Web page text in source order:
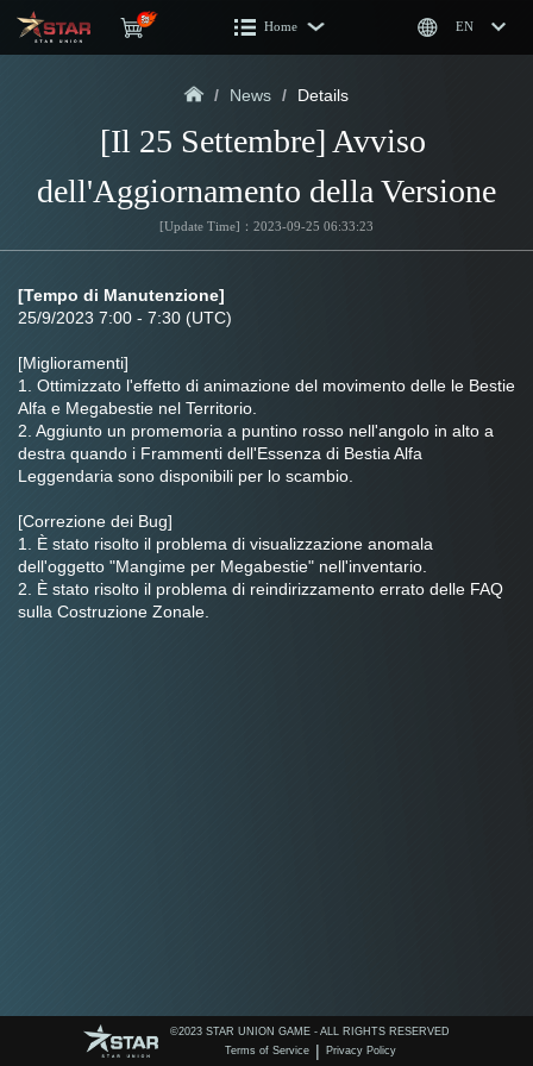
Home EN
/ News / Details
[Il 25 Settembre] Avviso
dell'Aggiornamento della Versione
[Update Time]：2023-09-25 06:33:23
[Tempo di Manutenzione]
25/9/2023 7:00 - 7:30 (UTC)
[Miglioramenti]
1. Ottimizzato l'effetto di animazione del movimento delle le Bestie
Alfa e Megabestie nel Territorio.
2. Aggiunto un promemoria a puntino rosso nell'angolo in alto a
destra quando i Frammenti dell'Essenza di Bestia Alfa
Leggendaria sono disponibili per lo scambio.
[Correzione dei Bug]
1. È stato risolto il problema di visualizzazione anomala
dell'oggetto "Mangime per Megabestie" nell'inventario.
2. È stato risolto il problema di reindirizzamento errato delle FAQ
sulla Costruzione Zonale.
©️2023 STAR UNION GAME - ALL RIGHTS RESERVED
Terms of Service
| Privacy Policy